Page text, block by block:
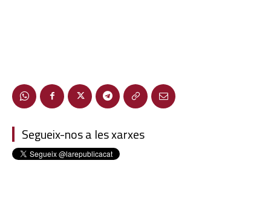
Segueix-nos a les xarxes